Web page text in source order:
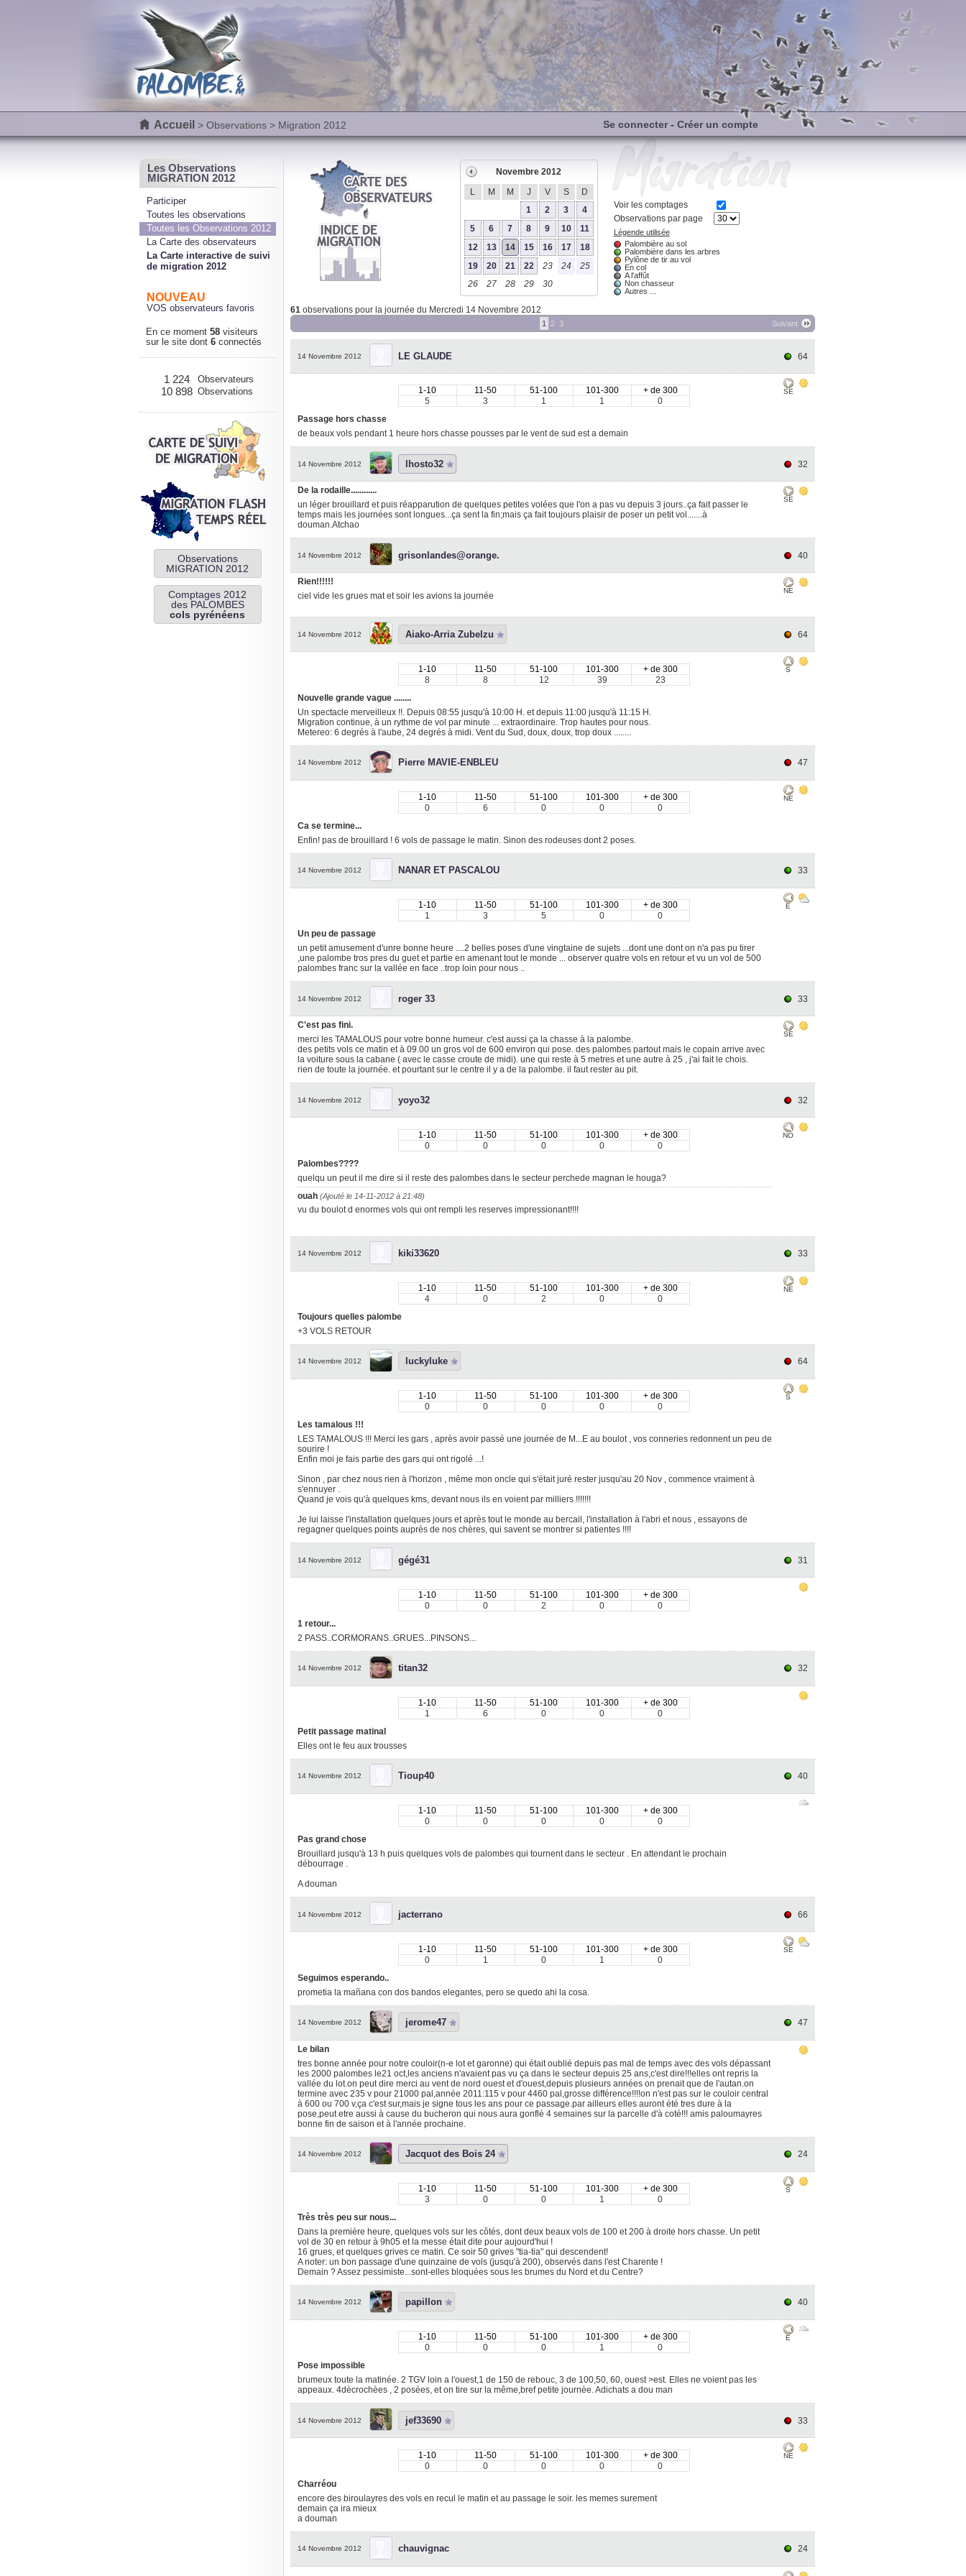
Accueil > Observations> Migration 2012 Se connecter- Créer un compte
Les Observations
MIGRATION 2012
Participer
Toutes les observations
Toutes les Observations 2012
La Carte des observateurs
La Carte interactive de suivi
de migration 2012
NOUVEAU
VOS observateurs favoris
En ce moment 58visiteurs
sur le site dont 6connectés
1 224 Observateurs
10 898 Observations
Observations
MIGRATION 2012
Comptages 2012
des PALOMBES
cols pyrénéens
Novembre 2012
L
M M J V S
D
1
2 3
4
5
6 7 8 9 10
11
12
13 14 15 16 17
18
19
20 21 22 23 24
25
26
27 28 29 30
Voir les comptages
Observations par page
Légende utilisée
Palombière au sol
Palombière dans les arbres
Pylône de tir au vol
En col
A l'affût
Non chasseur
Autres ...
61observations pour la journée du Mercredi 14 Novembre 2012
Suivant
1 2 3
14 Novembre 2012 LE GLAUDE 64
1-10 11-50 51-100 101-300
+ de 300
5
3 1 1
0
Passage hors chasse
de beaux vols pendant 1 heure hors chasse pousses par le vent de sud est a demain
SE
14 Novembre 2012 lhosto32 32
De la rodaille............
un léger brouillard et puis réapparution de quelques petites volées que l'on a pas vu depuis 3 jours..ça fait passer le
temps mais les journées sont longues...ça sent la fin;mais ça fait toujours plaisir de poser un petit vol.......à
douman.Atchao
SE
14 Novembre 2012 grisonlandes@orange. 40
Rien!!!!!!
ciel vide les grues mat et soir les avions la journée
NE
14 Novembre 2012 Aiako-Arria Zubelzu 64
1-10 11-50 51-100 101-300
+ de 300
8
8 12 39
23
Nouvelle grande vague ........
Un spectacle merveilleux !!. Depuis 08:55 jusqu'à 10:00 H. et depuis 11:00 jusqu'à 11:15 H.
Migration continue, à un rythme de vol par minute ... extraordinaire. Trop hautes pour nous.
Metereo: 6 degrés à l'aube, 24 degrés à midi. Vent du Sud, doux, doux, trop doux ........
S
14 Novembre 2012 Pierre MAVIE-ENBLEU 47
1-10 11-50 51-100 101-300
+ de 300
0
6 0 0
0
Ca se termine...
Enfin! pas de brouillard ! 6 vols de passage le matin. Sinon des rodeuses dont 2 poses.
NE
14 Novembre 2012 NANAR ET PASCALOU 33
1-10 11-50 51-100 101-300
+ de 300
1
3 5 0
0
Un peu de passage
un petit amusement d'unre bonne heure ....2 belles poses d'une vingtaine de sujets ...dont une dont on n'a pas pu tirer
,une palombe tros pres du guet et partie en amenant tout le monde ... observer quatre vols en retour et vu un vol de 500
palombes franc sur la vallée en face ..trop loin pour nous ..
E
14 Novembre 2012 roger 33 33
C'est pas fini.
merci les TAMALOUS pour votre bonne humeur. c'est aussi ça la chasse à la palombe.
des petits vols ce matin et à 09.00 un gros vol de 600 environ qui pose. des palombes partout mais le copain arrive avec
la voiture sous la cabane ( avec le casse croute de midi). une qui reste à 5 metres et une autre à 25 , j'ai fait le chois.
rien de toute la journée. et pourtant sur le centre il y a de la palombe. il faut rester au pit.
SE
14 Novembre 2012 yoyo32 32
1-10 11-50 51-100 101-300
+ de 300
0
0 0 0
0
Palombes????
quelqu un peut il me dire si il reste des palombes dans le secteur perchede magnan le houga?
ouah (Ajouté le 14-11-2012 à 21:48)
vu du boulot d enormes vols qui ont rempli les reserves impressionant!!!!
NO
14 Novembre 2012 kiki33620 33
1-10 11-50 51-100 101-300
+ de 300
4
0 2 0
0
Toujours quelles palombe
+3 VOLS RETOUR
NE
14 Novembre 2012 luckyluke 64
1-10 11-50 51-100 101-300
+ de 300
0
0 0 0
0
Les tamalous !!!
LES TAMALOUS !!! Merci les gars , après avoir passé une journée de M...E au boulot , vos conneries redonnent un peu de
sourire !
Enfin moi je fais partie des gars qui ont rigolé ...!
Sinon , par chez nous rien à l'horizon , même mon oncle qui s'était juré rester jusqu'au 20 Nov , commence vraiment à
s'ennuyer .
Quand je vois qu'à quelques kms, devant nous ils en voient par milliers !!!!!!!
Je lui laisse l'installation quelques jours et après tout le monde au bercail, l'installation à l'abri et nous , essayons de
regagner quelques points auprès de nos chères, qui savent se montrer si patientes !!!!
S
14 Novembre 2012 gégé31 31
1-10 11-50 51-100 101-300
+ de 300
0
0 2 0
0
1 retour...
2 PASS..CORMORANS..GRUES...PINSONS...
14 Novembre 2012 titan32 32
1-10 11-50 51-100 101-300
+ de 300
1
6 0 0
0
Petit passage matinal
Elles ont le feu aux trousses
14 Novembre 2012 Tioup40 40
1-10 11-50 51-100 101-300
+ de 300
0
0 0 0
0
Pas grand chose
Brouillard jusqu'à 13 h puis quelques vols de palombes qui tournent dans le secteur . En attendant le prochain
débourrage .
A douman
14 Novembre 2012 jacterrano 66
1-10 11-50 51-100 101-300
+ de 300
0
1 0 1
0
Seguimos esperando..
prometia la mañana con dos bandos elegantes, pero se quedo ahi la cosa.
SE
14 Novembre 2012 jerome47 47
Le bilan
tres bonne année pour notre couloir(n-e lot et garonne) qui était oublié depuis pas mal de temps avec des vols dépassant
les 2000 palombes le21 oct,les anciens n'avaient pas vu ça dans le secteur depuis 25 ans,c'est dire!!!elles ont repris la
vallée du lot.on peut dire merci au vent de nord ouest et d'ouest,depuis plusieurs années on prenait que de l'autan.on
termine avec 235 v pour 21000 pal,année 2011:115 v pour 4460 pal,grosse différence!!!!on n'est pas sur le couloir central
à 600 ou 700 v,ça c'est sur,mais je signe tous les ans pour ce passage.par ailleurs elles auront été tres dure à la
pose,peut etre aussi à cause du bucheron qui nous aura gonflé 4 semaines sur la parcelle d'à coté!!! amis paloumayres
bonne fin de saison et à l'année prochaine.
14 Novembre 2012 Jacquot des Bois 24 24
1-10 11-50 51-100 101-300
+ de 300
3
0 0 1
0
Très très peu sur nous...
Dans la première heure, quelques vols sur les côtés, dont deux beaux vols de 100 et 200 à droite hors chasse. Un petit
vol de 30 en retour à 9h05 et la messe était dite pour aujourd'hui !
16 grues, et quelques grives ce matin. Ce soir 50 grives "tia-tia" qui descendent!
A noter: un bon passage d'une quinzaine de vols (jusqu'à 200), observés dans l'est Charente !
Demain ? Assez pessimiste...sont-elles bloquées sous les brumes du Nord et du Centre?
S
14 Novembre 2012 papillon 40
1-10 11-50 51-100 101-300
+ de 300
0
0 0 1
0
Pose impossible
brumeux toute la matinée. 2 TGV loin a l'ouest,1 de 150 de rebouc, 3 de 100,50, 60, ouest >est. Elles ne voient pas les
appeaux. 4dècrochèes , 2 posèes, et on tire sur la même,bref petite journèe. Adichats a dou man
E
14 Novembre 2012 jef33690 33
1-10 11-50 51-100 101-300
+ de 300
0
0 0 0
0
Charréou
encore des biroulayres des vols en recul le matin et au passage le soir. les memes surement
demain ça ira mieux
a douman
NE
14 Novembre 2012 chauvignac 24